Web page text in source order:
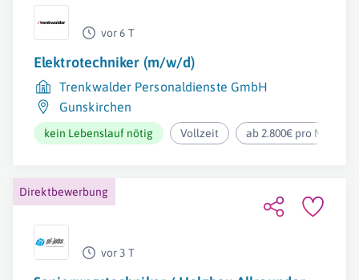
vor 6 T
Elektrotechniker (m/w/d)
Trenkwalder Personaldienste GmbH
Gunskirchen
kein Lebenslauf nötig Vollzeit ab 2.800€ pro Monat
Direktbewerbung
vor 3 T